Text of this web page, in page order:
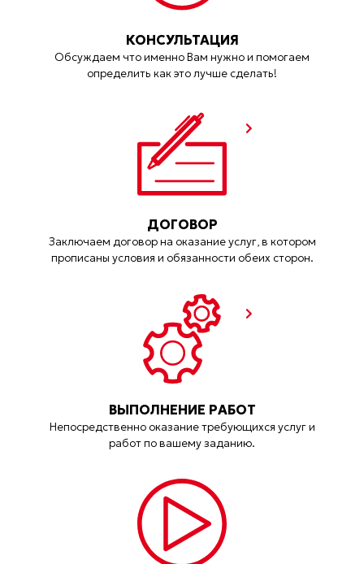
КОНСУЛЬТАЦИЯ
Обсуждаем что именно Вам нужно и помогаем
определить как это лучше сделать!
ДОГОВОР
Заключаем договор на оказание услуг, в котором
прописаны условия и обязанности обеих сторон.
ВЫПОЛНЕНИЕ РАБОТ
Непосредственно оказание требующихся услуг и
работ по вашему заданию.